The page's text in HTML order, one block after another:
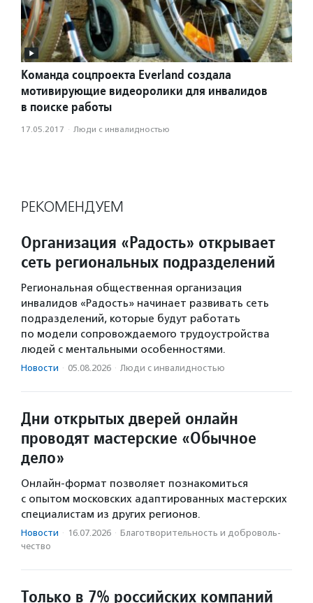
Команда соцпроекта Everland создала
мотивирующие видеоролики для инвалидов
в поиске работы
17.05.2017 · Люди с инвалидностью
РЕКОМЕНДУЕМ
Организация «Радость» открывает
сеть региональных подразделений
Региональная общественная организация
инвалидов «Радость» начинает развивать сеть
подразделений, которые будут работать
по модели сопровождаемого трудоустройства
людей с ментальными особенностями.
Новости · 05.08.2026 · Люди с инвалидностью
Дни открытых дверей онлайн
проводят мастерские «Обычное
дело»
Онлайн-формат позволяет познакомиться
с опытом московских адаптированных мастерских
специалистам из других регионов.
Новости · 16.07.2026 · Благотвори­тель­ность и доброволь­
чест­во
Только в 7% российских компаний